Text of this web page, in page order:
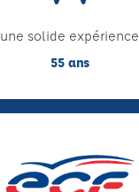
une solide expérience
55 ans